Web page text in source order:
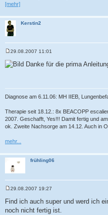
[mehr]
Kerstin2
e
i
29.08.2007 11:01
Danke für die prima
Diagnose am 6.11.06: MH IIEB,
Therapie seit 18.12.: 8x BEACOPP
2007. Geschafft, Yes!!! Damit fertig und
ok. Zweite Nachsorge am 14.12. Auch in
mehr...
frühling06
i
t
29.08.2007 19:27
Find ich auch super und werd ich
noch nicht fertig ist.